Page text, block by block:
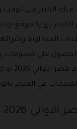
الكثير من الوقت
بزيارة موقع او
المطلوبة
على خصومات و
في المتجر
2026